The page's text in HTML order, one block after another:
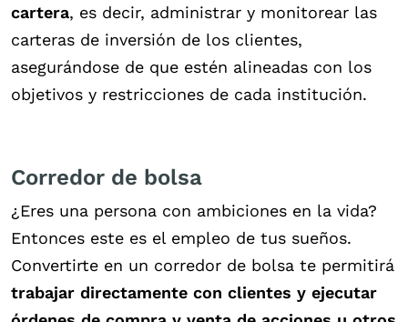
cartera, es decir, administrar y monitorear las
carteras de inversión de los clientes,
asegurándose de que estén alineadas con los
objetivos y restricciones de cada institución.
Corredor de bolsa
¿Eres una persona con ambiciones en la vida?
Entonces este es el empleo de tus sueños.
Convertirte en un corredor de bolsa te permitirá
trabajar directamente con clientes y ejecutar